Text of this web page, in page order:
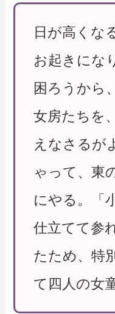
日が高くな
お起きにな
困ろうから
女房たちを
えなさるが
ゃって、東
にやる。「
仕立てて参
たため、特
て四人の女